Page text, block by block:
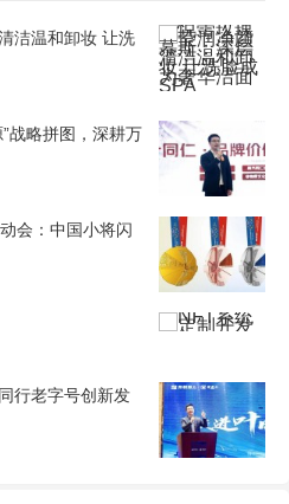
洁温和卸妆 让洗
战略拼图，深耕万
会：中国小将闪
行老字号创新发